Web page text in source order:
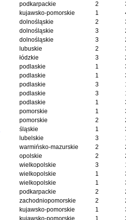
podkarpackie 2
kujawsko-pomorskie 1
dolnośląskie 2
dolnośląskie 3
dolnośląskie 3
lubuskie 2
łódzkie 3
podlaskie 1
podlaskie 1
podlaskie 3
podlaskie 3
podlaskie 1
pomorskie 1
pomorskie 2
śląskie 1
lubelskie 3
warmińsko-mazurskie 2
opolskie 2
wielkopolskie 3
wielkopolskie 1
wielkopolskie 1
podkarpackie 2
zachodniopomorskie 2
kujawsko-pomorskie 1
kujawsko-pomorskie 1